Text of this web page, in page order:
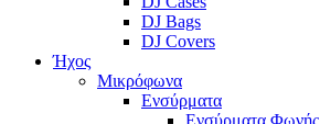
DJ Bags
DJ Covers
Ήχος
Μικρόφωνα
Ενσύρματα
Ενσύρματα Φωνής